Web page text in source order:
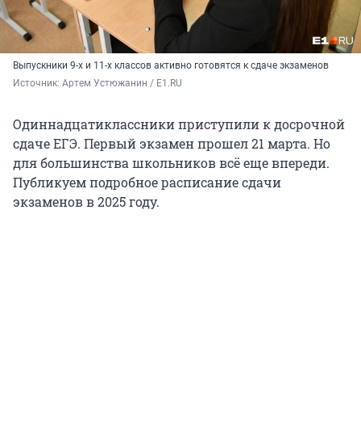
Выпускники 9-х и 11-х классов активно готовятся к сдаче экзаменов
Источник: Артем Устюжанин / E1.RU
Одиннадцатиклассники приступили к досрочной
сдаче ЕГЭ. Первый экзамен прошел21 марта. Но
для большинства школьников всё еще впереди.
Публикуем подробное расписание сдачи
экзаменов в 2025 году.